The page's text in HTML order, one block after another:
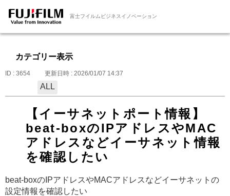
富士フイルムビジネスイノベーション
カテゴリー表示
ID : 3654 更新日時 : 2026/01/07 14:37
ALL
【イーサネットポート情報】
beat-boxのIPアドレスやMAC
アドレスなどイーサネット情報
を確認したい
beat-boxのIPアドレスやMACアドレスなどイーサネットの
設定情報を確認したい